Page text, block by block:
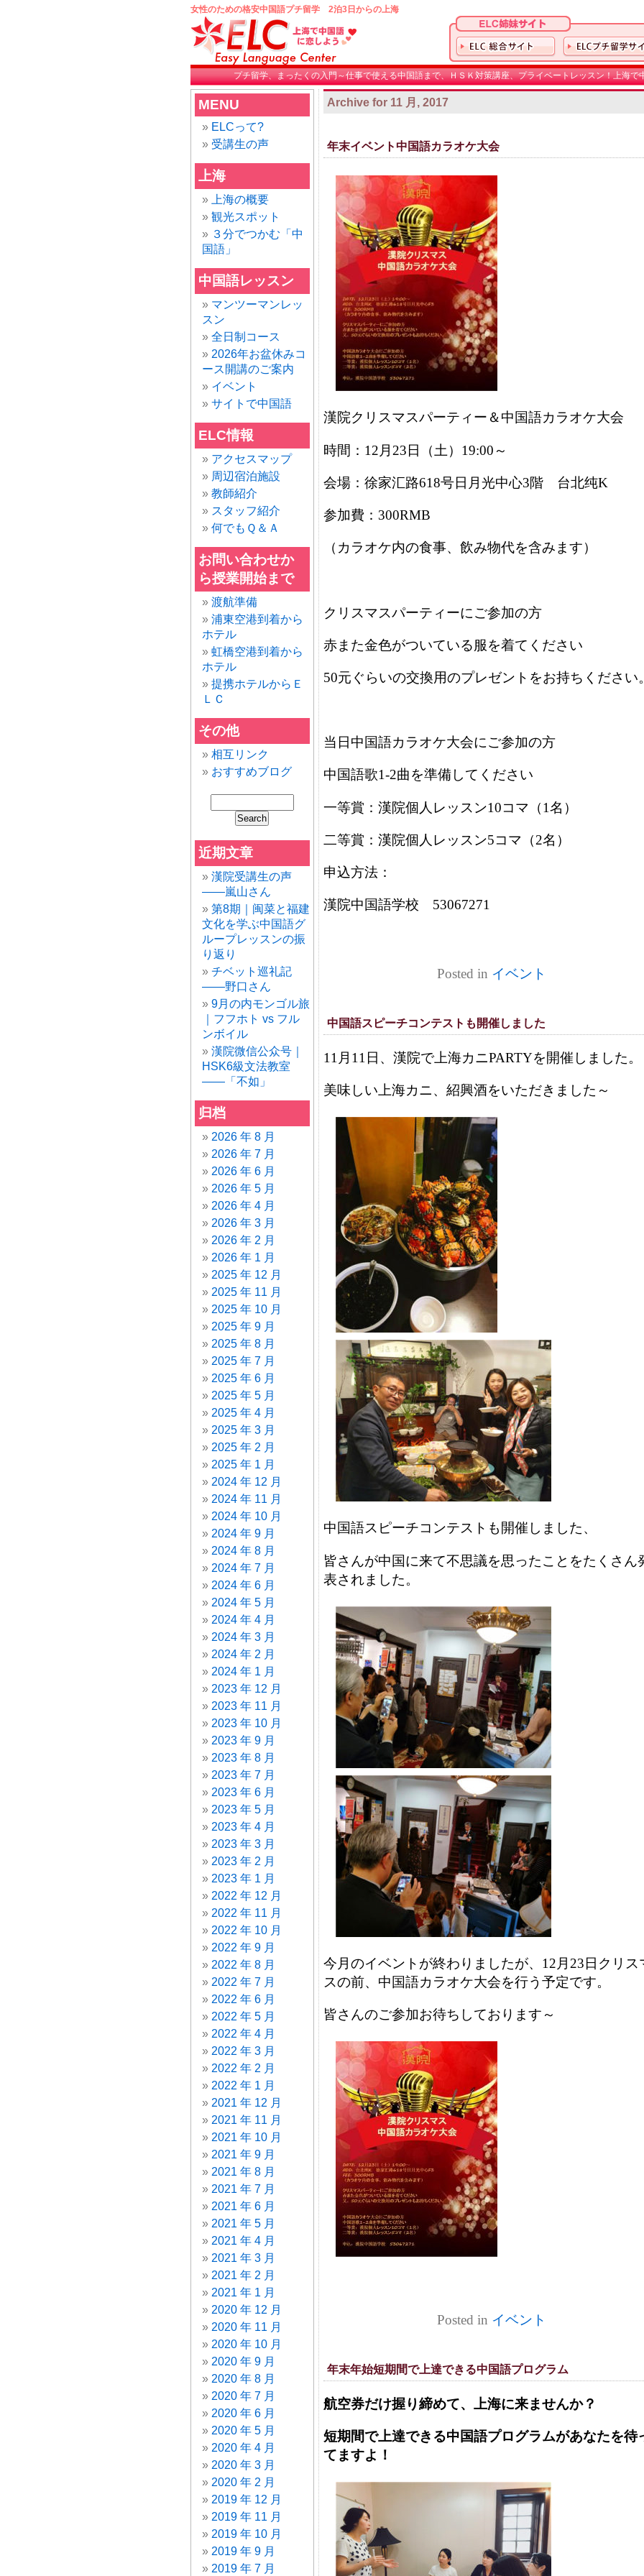
女性のための格安中国語プチ留学 2泊3日からの上海
プチ留学、まったくの入門～仕事で使える中国語まで、ＨＳＫ対策講座、プライベートレッスン！上海で
MENU
ELCって?
受講生の声
上海
上海の概要
観光スポット
３分でつかむ「中
国語」
中国語レッスン
マンツーマンレッ
スン
全日制コース
2026年お盆休みコ
ース開講のご案内
イベント
サイトで中国語
ELC情報
アクセスマップ
周辺宿泊施設
教師紹介
スタッフ紹介
何でもＱ＆Ａ
お問い合わせか
ら授業開始まで
渡航準備
浦東空港到着から
ホテル
虹橋空港到着から
ホテル
提携ホテルからＥ
ＬＣ
その他
相互リンク
おすすめブログ
近期文章
漢院受講生の声
——嵐山さん
第8期｜闽菜と福建
文化を学ぶ中国語グ
ループレッスンの振
り返り
チベット巡礼記
——野口さん
9月の内モンゴル旅
｜フフホト vs フル
ンボイル
漢院微信公众号｜
HSK6級文法教室
——「不如」
归档
2026 年 8 月
2026 年 7 月
2026 年 6 月
2026 年 5 月
2026 年 4 月
2026 年 3 月
2026 年 2 月
2026 年 1 月
2025 年 12 月
2025 年 11 月
2025 年 10 月
2025 年 9 月
2025 年 8 月
2025 年 7 月
2025 年 6 月
2025 年 5 月
2025 年 4 月
2025 年 3 月
2025 年 2 月
2025 年 1 月
2024 年 12 月
2024 年 11 月
2024 年 10 月
2024 年 9 月
2024 年 8 月
2024 年 7 月
2024 年 6 月
2024 年 5 月
2024 年 4 月
2024 年 3 月
2024 年 2 月
2024 年 1 月
2023 年 12 月
2023 年 11 月
2023 年 10 月
2023 年 9 月
2023 年 8 月
2023 年 7 月
2023 年 6 月
2023 年 5 月
2023 年 4 月
2023 年 3 月
2023 年 2 月
2023 年 1 月
2022 年 12 月
2022 年 11 月
2022 年 10 月
2022 年 9 月
2022 年 8 月
2022 年 7 月
2022 年 6 月
2022 年 5 月
2022 年 4 月
2022 年 3 月
2022 年 2 月
2022 年 1 月
2021 年 12 月
2021 年 11 月
2021 年 10 月
2021 年 9 月
2021 年 8 月
2021 年 7 月
2021 年 6 月
2021 年 5 月
2021 年 4 月
2021 年 3 月
2021 年 2 月
2021 年 1 月
2020 年 12 月
2020 年 11 月
2020 年 10 月
2020 年 9 月
2020 年 8 月
2020 年 7 月
2020 年 6 月
2020 年 5 月
2020 年 4 月
2020 年 3 月
2020 年 2 月
2019 年 12 月
2019 年 11 月
2019 年 10 月
2019 年 9 月
2019 年 7 月
Archive for 11 月, 2017
年末イベント中国語カラオケ大会
漢院クリスマスパーティー＆中国語カラオケ大会
時間：12月23日（土）19:00～
会場：徐家汇路618号日月光中心3階 台北纯K
参加費：300RMB
（カラオケ内の食事、飲み物代を含みます）
クリスマスパーティーにご参加の方
赤また金色がついている服を着てください
50元ぐらいの交換用のプレゼントをお持ちください
当日中国語カラオケ大会にご参加の方
中国語歌1-2曲を準備してください
一等賞：漢院個人レッスン10コマ（1名）
二等賞：漢院個人レッスン5コマ（2名）
申込方法：
漢院中国語学校 53067271
Posted in イベント
中国語スピーチコンテストも開催しました
11月11日、漢院で上海カニPARTYを開催しました。
美味しい上海カニ、紹興酒をいただきました～
中国語スピーチコンテストも開催しました、
皆さんが中国に来て不思議を思ったことをたくさん
表されました。
今月のイベントが終わりましたが、12月23日クリス
スの前、中国語カラオケ大会を行う予定です。
皆さんのご参加お待ちしております～
Posted in イベント
年末年始短期間で上達できる中国語プログラム
航空券だけ握り締めて、上海に来ませんか？
短期間で上達できる中国語プログラムがあなたを待
てますよ！